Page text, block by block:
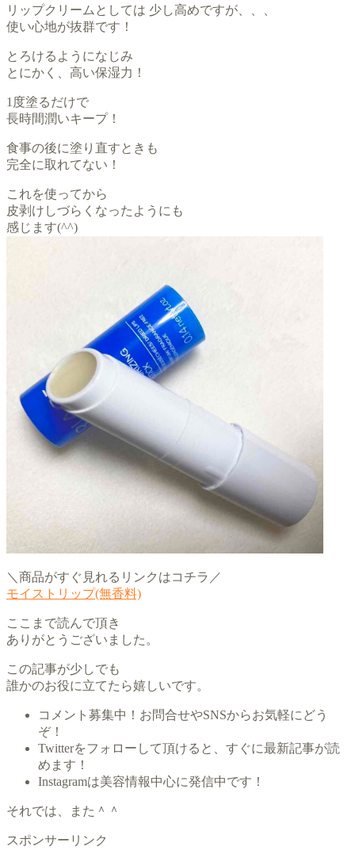
リップクリームとしては 少し高めですが、、、
使い心地が抜群です！
とろけるようになじみ
とにかく、高い保湿力！
1度塗るだけで
長時間潤いキープ！
食事の後に塗り直すときも
完全に取れてない！
これを使ってから
皮剥けしづらくなったようにも
感じます(^^)
＼商品がすぐ見れるリンクはコチラ／
モイストリップ(無香料)
ここまで読んで頂き
ありがとうございました。
この記事が少しでも
誰かのお役に立てたら嬉しいです。
コメント募集中！お問合せやSNSからお気軽にどう
ぞ！
Twitterをフォローして頂けると、すぐに最新記事が読
めます！
Instagramは美容情報中心に発信中です！
それでは、また＾＾
スポンサーリンク